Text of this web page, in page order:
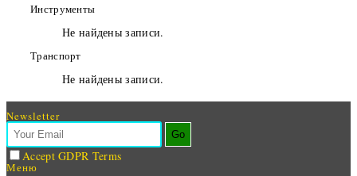
Инструменты
Не найдены записи.
Транспорт
Не найдены записи.
Newsletter
Go
Accept GDPR Terms
Меню